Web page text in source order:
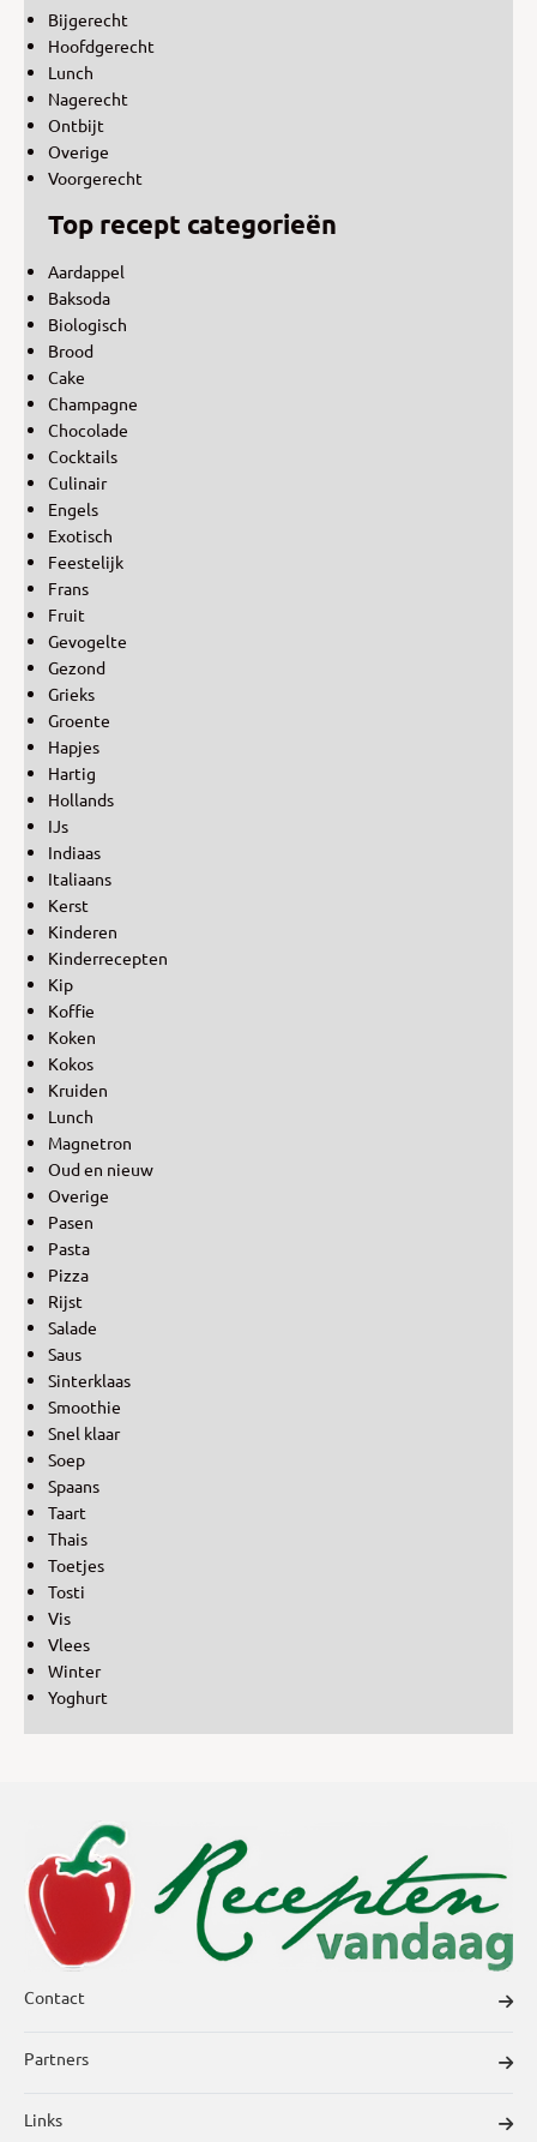
Bijgerecht
Hoofdgerecht
Lunch
Nagerecht
Ontbijt
Overige
Voorgerecht
Top recept categorieën
Aardappel
Baksoda
Biologisch
Brood
Cake
Champagne
Chocolade
Cocktails
Culinair
Engels
Exotisch
Feestelijk
Frans
Fruit
Gevogelte
Gezond
Grieks
Groente
Hapjes
Hartig
Hollands
IJs
Indiaas
Italiaans
Kerst
Kinderen
Kinderrecepten
Kip
Koffie
Koken
Kokos
Kruiden
Lunch
Magnetron
Oud en nieuw
Overige
Pasen
Pasta
Pizza
Rijst
Salade
Saus
Sinterklaas
Smoothie
Snel klaar
Soep
Spaans
Taart
Thais
Toetjes
Tosti
Vis
Vlees
Winter
Yoghurt
Contact
Partners
Links